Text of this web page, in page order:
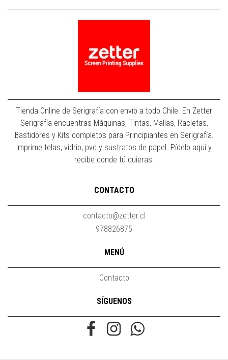
Tienda Online de Serigrafía con envío a todo Chile. En Zetter
Serigrafía encuentras Máquinas, Tintas, Mallas, Racletas,
Bastidores y Kits completos para Principiantes en Serigrafía.
Imprime telas, vidrio, pvc y sustratos de papel. Pídelo aquí y
recibe donde tú quieras.
CONTACTO
contacto@zetter.cl
978826875
MENÚ
Contacto
SÍGUENOS